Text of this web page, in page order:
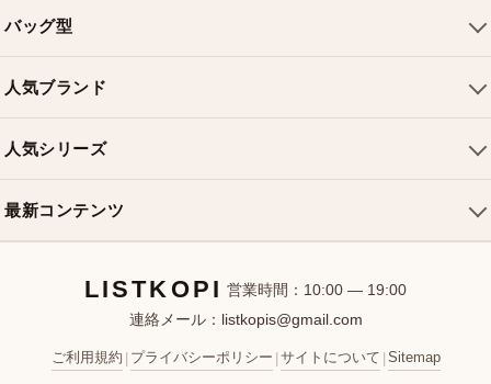
配送について
返品・交換
お問い合わせ
バッグ型
ショルダーバッグ
クロスボディバッグ
ミニバッグ
バケットバッグ
人気ブランド
シャネルバッグ
ディオールバッグ
人気シリーズ
最新コンテンツ
新着アイテム
ブランドカテゴリ
LISTKOPI 営業時間：10:00 — 19:00
連絡メール： listkopis@gmail.com
ご利用規約 プライバシーポリシー サイトについて Sitemap